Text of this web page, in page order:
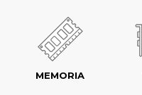
MEMORIA